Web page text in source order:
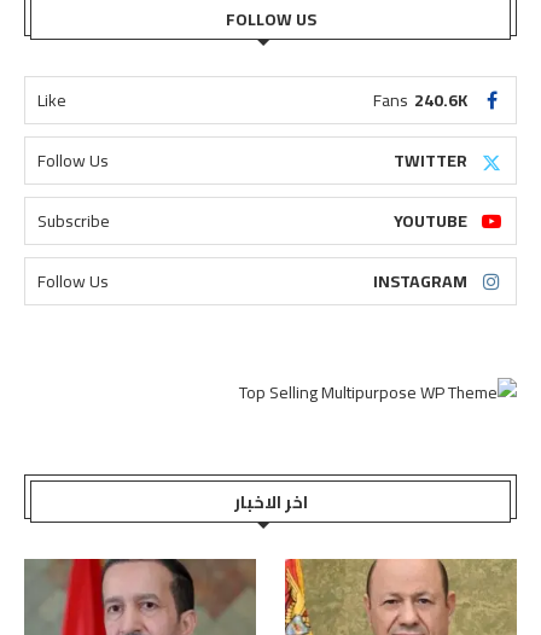
FOLLOW US
240.6K
Fans
Like
TWITTER
Follow Us
YOUTUBE
Subscribe
INSTAGRAM
Follow Us
اخر الاخبار